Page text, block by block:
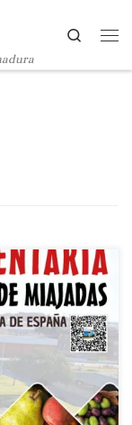
Search